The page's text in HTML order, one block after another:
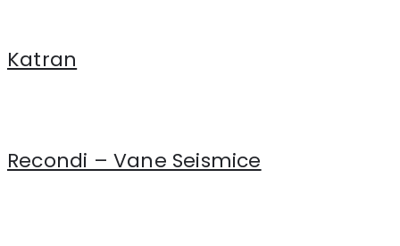
Katran
Recondi – Vane Seismice